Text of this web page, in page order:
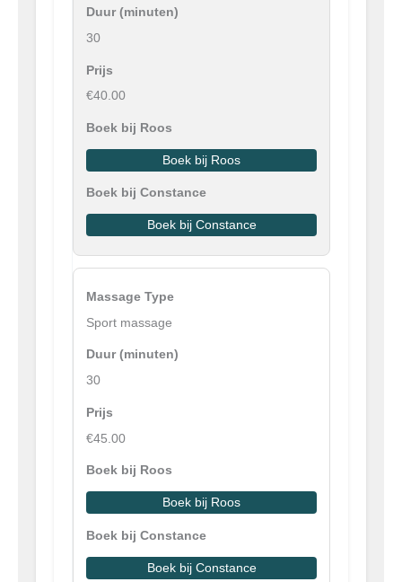
30
€40.00
Boek bij Roos
Boek bij Constance
Sport massage
30
€45.00
Boek bij Roos
Boek bij Constance